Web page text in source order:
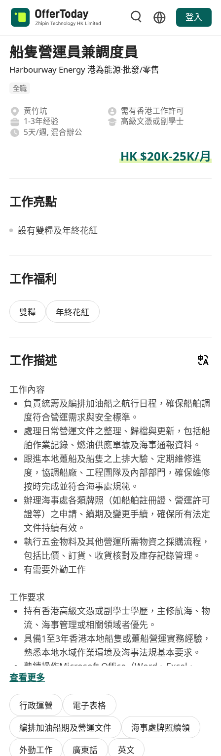
登入
船隻營運員兼調度員
Harbourway Energy 港為能源·批發/零售
全職
黃竹坑
需有香港工作許可
1-3年经验
高級文憑或副學士
5天/週, 混合辦公
HK $20K-25K/月
工作亮點
設有雙糧及年終花紅
工作福利
雙糧 年終花紅
工作描述
工作內容
負責統籌及編排加油船之航行日程，確保船舶調
度符合營運需求與安全標準。
處理日常營運文件之整理、歸檔與更新，包括船
舶作業記錄、燃油供應單據及海事通報資料。
跟進本地躉船及船隻之上排大驗、定期維修進
度，協調船廠、工程團隊及內部部門，確保維修
按時完成並符合海事處規範。
辦理海事處各類牌照（如船舶註冊證、營運許可
證等）之申請、續期及變更手續，確保所有法定
文件持續有效。
執行五金物料及其他營運所需物資之採購流程，
包括比價、訂貨、收貨核對及庫存記錄管理。
有需要外勤工作
工作要求
持有香港高級文憑或副學士學歷，主修航海、物
流、海事管理或相關領域者優先。
具備1至3年香港本地船隻或躉船營運實務經驗，
熟悉本地水域作業環境及海事法規基本要求。
熟練操作Microsoft Office（Word、Excel、
Outlook）及常用辦公系統，能獨立處理電子文
件與數據彙整。
能以廣東話流暢溝通，具基礎英文讀寫能力，可
處理簡單英文郵件及官方表格填報。
須為香港永久性居民，或持有效「非本地畢業生
留港／回港就業安排」（IANG）簽證；能配合
查看更多
行政運營
電子表格
編排加油船期及營運文件
海事處牌照續領
外勤工作
廣東話 英文